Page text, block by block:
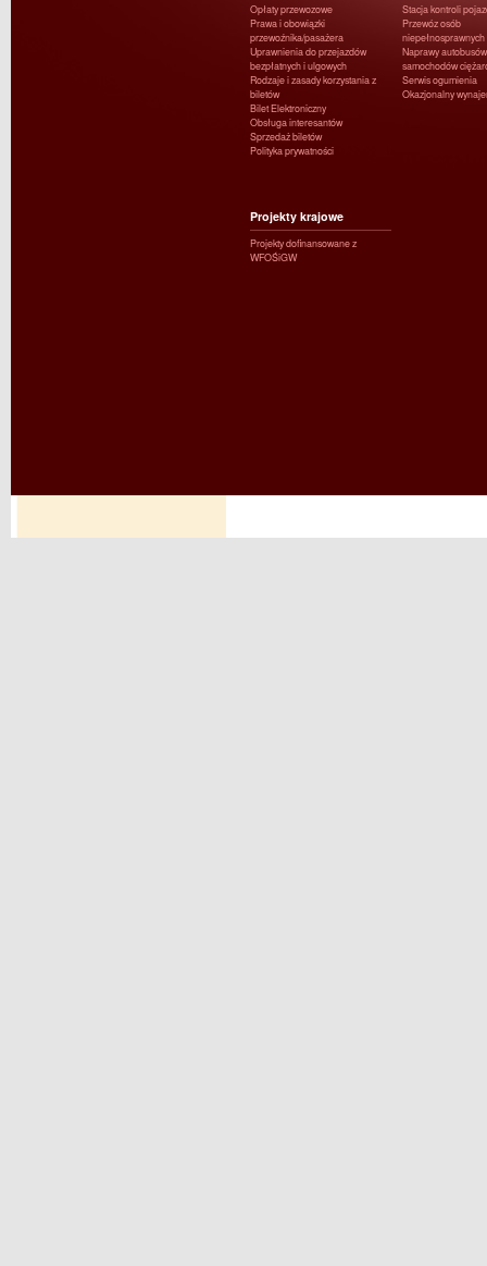
Opłaty przewozowe
Prawa i obowiązki
przewoźnika/pasażera
Uprawnienia do przejazdów
bezpłatnych i ulgowych
Rodzaje i zasady korzystania z
biletów
Bilet Elektroniczny
Obsługa interesantów
Sprzedaż biletów
Polityka prywatności
Stacja kontroli
Przewóz osób
niepełnosprawnych
Naprawy
samochodów
Serwis ogumienia
Okazjonalny
Projekty krajowe
Projekty dofinansowane z
WFOŚiGW